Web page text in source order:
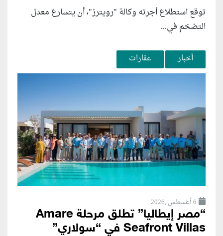
توقع استطلاع أجرته وكالة "رويترز"، أن يتسارع ‌معدل
التضخم في...
أخبار عقارات
6 أغسطس ,2026
“مصر إيطاليا” تطلق مرحلة Amare
Seafront Villas في “سولاري”